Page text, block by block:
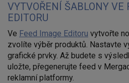
VYTVOŘENÍ ŠABLONY VE
EDITORU
Ve Feed Image Editoru vytvořte
zvolíte výběr produktů. Nastavte
grafické prvky. Až budete s
uložte, přegenerujte feed v
reklamní platformy.